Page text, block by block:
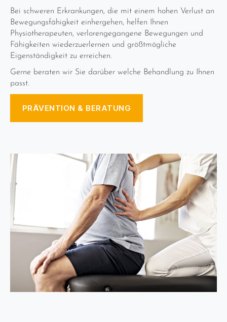
Bei schweren Erkrankungen, die mit einem hohen Verlust an
Bewegungsfähigkeit einhergehen, helfen Ihnen
Physiotherapeuten, verlorengegangene Bewegungen und
Fähigkeiten wiederzuerlernen und größtmögliche
Eigenständigkeit zu erreichen.
Gerne beraten wir Sie darüber welche Behandlung zu Ihnen
passt.
PRÄVENTION & BERATUNG